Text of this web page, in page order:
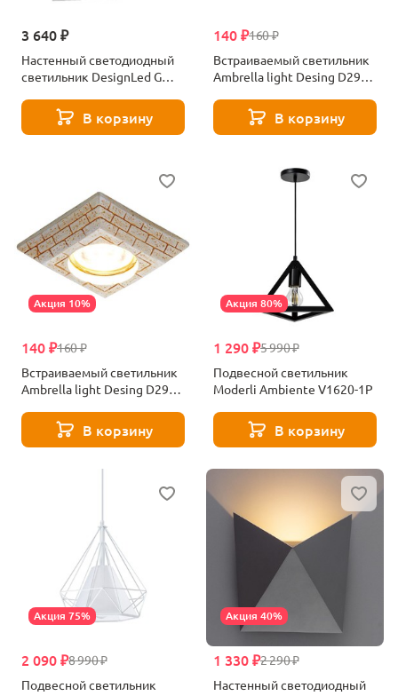
3 640 ₽
Настенный светодиодный
светильник DesignLed GW
003197
В корзину
160 ₽
140 ₽
Встраиваемый светильник
Ambrella light Desing D2920
В корзину
Акция 10%
160 ₽
140 ₽
Встраиваемый светильник
Ambrella light Desing D2920
В корзину
Акция 80%
5 990 ₽
1 290 ₽
Подвесной светильник
Moderli Ambiente V1620-1P
В корзину
Акция 75%
8 990 ₽
2 090 ₽
Подвесной светильник
Акция 40%
2 290 ₽
1 330 ₽
Настенный светодиодный